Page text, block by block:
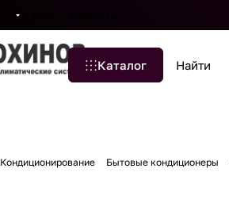
Каталог
Кондиционирование Бытовые кондиционеры